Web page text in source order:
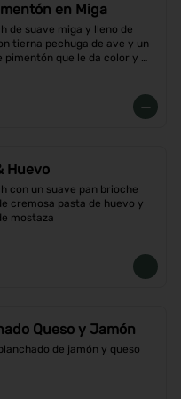
en Miga
de suave miga y lleno de
tierna pechuga de ave y un
pimentón que le da color y
Huevo
con un suave pan brioche
cremosa pasta de huevo y
mostaza
Queso y Jamón
de jamón y queso